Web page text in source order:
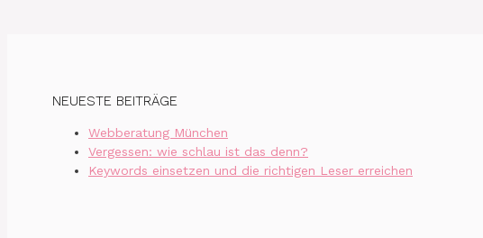
NEUESTE BEITRÄGE
Webberatung München
Vergessen: wie schlau ist das denn?
Keywords einsetzen und die richtigen Leser erreichen